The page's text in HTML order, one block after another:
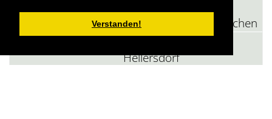
Verstanden!Gestaltung der Freiflächen
Bezirksamt Marzahn-
Hellersdorf